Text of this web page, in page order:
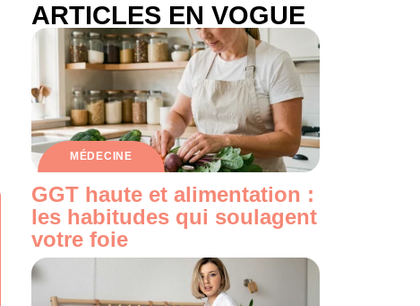
ARTICLES EN VOGUE
MÉDECINE
GGT haute et alimentation :
les habitudes qui soulagent
votre foie